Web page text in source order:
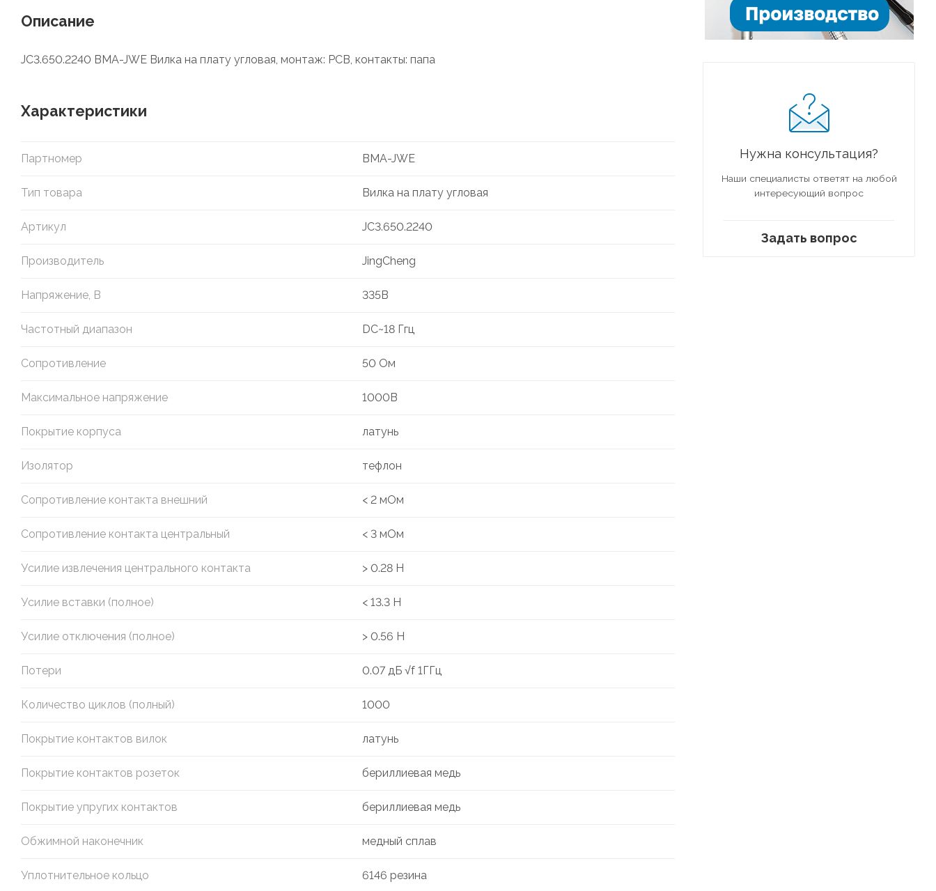
Описание
JC3.650.2240 BMA-JWE Вилка на плату угловая, монтаж: PCB, контакты: папа
Характеристики
Партномер BMA-JWE
Тип товара Вилка на плату угловая
Артикул JC3.650.2240
Производитель JingCheng
Напряжение, В 335В
Частотный диапазон DC~18 Ггц
Сопротивление 50 Ом
Максимальное напряжение 1000В
Покрытие корпуса латунь
Изолятор тефлон
Сопротивление контакта внешний < 2 мОм
Сопротивление контакта центральный < 3 мОм
Усилие извлечения центрального контакта > 0.28 Н
Усилие вставки (полное) < 13.3 Н
Усилие отключения (полное) > 0.56 Н
Потери 0.07 дБ √f 1ГГц
Количество циклов (полный) 1000
Покрытие контактов вилок латунь
Покрытие контактов розеток бериллиевая медь
Покрытие упругих контактов бериллиевая медь
Обжимной наконечник медный сплав
Уплотнительное кольцо 6146 резина
Нужна консультация?
Наши специалисты ответят на любой
интересующий вопрос
Задать вопрос